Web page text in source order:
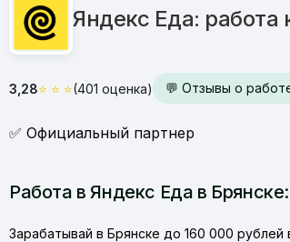
Яндекс Еда: работа
3,28⭐ ⭐ ⭐(401 оценка) 💬 Отзывы о
✅ Официальный партнер
Работа в Яндекс Еда в
Зарабатывай в Брянске до 160 000